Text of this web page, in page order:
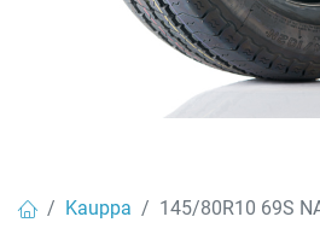
Kauppa 145/80R10 69S